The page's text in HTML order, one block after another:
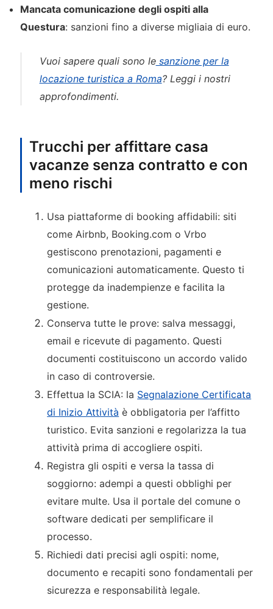
Mancata comunicazione degli ospiti alla
Questura: sanzioni fino a diverse migliaia di euro.
Vuoi sapere quali sono lesanzione per la
locazione turistica a Roma? Leggi i nostri
approfondimenti.
Trucchi per affittare casa
vacanze senza contratto e con
meno rischi
Usa piattaforme di booking affidabili: siti
come Airbnb, Booking.com o Vrbo
gestiscono prenotazioni, pagamenti e
comunicazioni automaticamente. Questo ti
protegge da inadempienze e facilita la
gestione.
Conserva tutte le prove: salva messaggi,
email e ricevute di pagamento. Questi
documenti costituiscono un accordo valido
in caso di controversie.
Effettua la SCIA: la Segnalazione Certificata
di Inizio Attività è obbligatoria per l’affitto
turistico. Evita sanzioni e regolarizza la tua
attività prima di accogliere ospiti.
Registra gli ospiti e versa la tassa di
soggiorno: adempi a questi obblighi per
evitare multe. Usa il portale del comune o
software dedicati per semplificare il
processo.
Richiedi dati precisi agli ospiti: nome,
documento e recapiti sono fondamentali per
sicurezza e responsabilità legale.